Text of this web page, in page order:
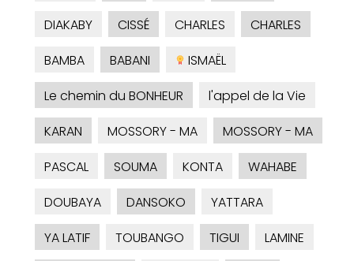
DIAKABY
CISSÉ CHARLES
CHARLES
BAMBA
BABANI
ISMAËL
Le chemin du BONHEUR
l'appel de la Vie
KARAN
MOSSORY - MA
MOSSORY - MA
PASCAL
SOUMA KONTA
WAHABE
DOUBAYA
DANSOKO
YATTARA
YA LATIF
TOUBANGO TIGUI LAMINE